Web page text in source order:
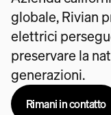
globale, Rivian
elettrici
preservare la
generazioni.
Rimani in contatto